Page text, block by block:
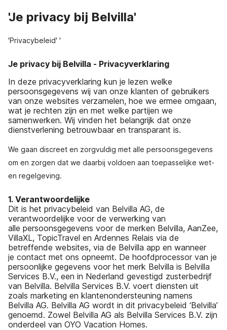
'Je privacy bij Belvilla'
'Privacybeleid' '
Je privacy bij Belvilla - Privacyverklaring
In deze privacyverklaring kun je lezen welke
persoonsgegevens wij van onze klanten of gebruikers
van onze websites verzamelen, hoe we ermee omgaan,
wat je rechten zijn en met welke partijen we
samenwerken. Wij vinden het belangrijk dat onze
dienstverlening betrouwbaar en transparant is.
We gaan discreet en zorgvuldig met alle persoonsgegevens
om en zorgen dat we daarbij voldoen aan toepasselijke wet-
en regelgeving.
1. Verantwoordelijke
Dit is het privacybeleid van Belvilla AG, de
verantwoordelijke voor de verwerking van
alle persoonsgegevens voor de merken Belvilla, AanZee,
VillaXL, TopicTravel en Ardennes Relais via de
betreffende websites, via de Belvilla app en wanneer
je contact met ons opneemt. De hoofdprocessor van je
persoonlijke gegevens voor het merk Belvilla is Belvilla
Services B.V., een in Nederland gevestigd zusterbedrijf
van Belvilla. Belvilla Services B.V. voert diensten uit
zoals marketing en klantenondersteuning namens
Belvilla AG. Belvilla AG wordt in dit privacybeleid ‘Belvilla’
genoemd. Zowel Belvilla AG als Belvilla Services B.V. zijn
onderdeel van OYO Vacation Homes.